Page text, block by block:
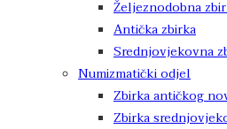
Željeznodobna
Antička zbirka
Srednjovjekovna
Numizmatički odjel
Zbirka antičkog
Zbirka